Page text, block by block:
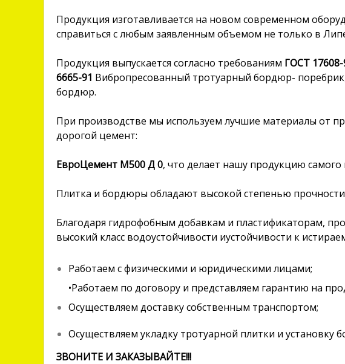
Продукция изготавливается на новом современном
справиться с любым заявленным объемом не только в
Продукция выпускается согласно требованиям ГОСТ 17608-
6665-91 Вибропресованный тротуарный бордюр-
бордюр.
При производстве мы используем лучшие материалы от
дорогой цемент:
ЕвроЦемент М500 Д 0, что делает нашу продукцию самого
Плитка и бордюры обладают высокой степенью
Благодаря гидрофобным добавкам и пластификаторам,
высокий класс водоустойчивости иустойчивости к
Работаем с физическими и юридическими лицами;
•Работаем по договору и представляем гарантию на
Осуществляем доставку собственным транспортом;
Осуществляем укладку тротуарной плитки и установку
ЗВОНИТЕ И ЗАКАЗЫВАЙТЕ!!!